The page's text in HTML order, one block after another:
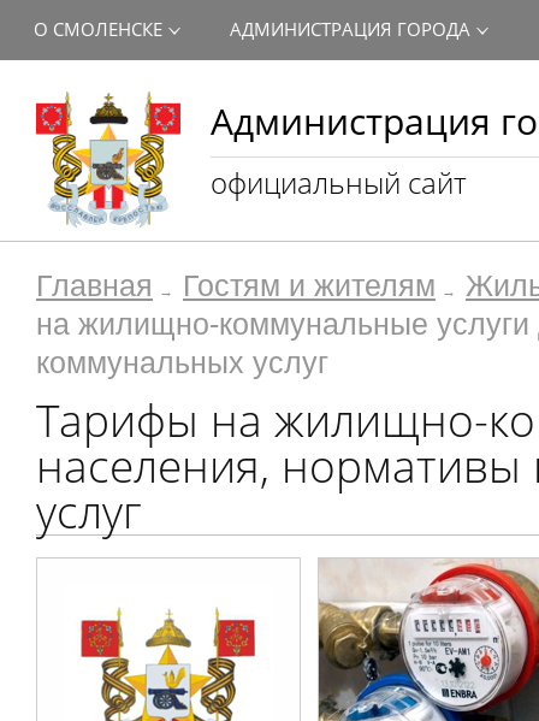
Администрация
официальный сайт
О СМОЛЕНСКЕ АДМИНИСТРАЦИЯ ГОРОДА
Главная Гостям и жителям
на жилищно-коммунальные
коммунальных услуг
Тарифы на жилищно-
населения,
услуг